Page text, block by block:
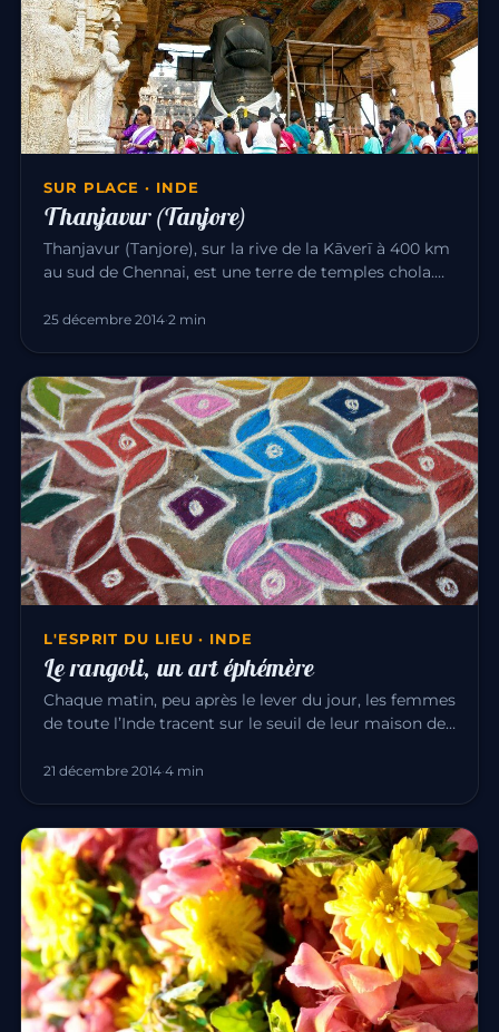
SUR PLACE · INDE
Thanjavur (Tanjore)
Thanjavur (Tanjore), sur la rive de la Kāverī à 400 km
au sud de Chennai, est une terre de temples chola.
25 décembre 2014·2 min
L'ESPRIT DU LIEU · INDE
Le rangoli, un art éphémère
Chaque matin, peu après le lever du jour, les femmes
de toute l’Inde tracent sur le seuil de leur maison des
21 décembre 2014·4 min